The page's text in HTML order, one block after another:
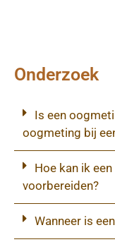
Onderzoek
Is een
oogmeting bij
Hoe kan ik
voorbereiden?
Wanneer is